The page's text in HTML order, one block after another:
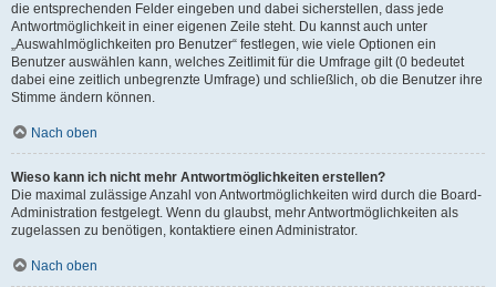
die entsprechenden Felder eingeben und dabei sicherstellen, dass jede
Antwortmöglichkeit in einer eigenen Zeile steht. Du kannst auch unter
„Auswahlmöglichkeiten pro Benutzer“ festlegen, wie viele Optionen ein
Benutzer auswählen kann, welches Zeitlimit für die Umfrage gilt (0 bedeutet
dabei eine zeitlich unbegrenzte Umfrage) und schließlich, ob die Benutzer ihre
Stimme ändern können.
Nach oben
Wieso kann ich nicht mehr Antwortmöglichkeiten erstellen?
Die maximal zulässige Anzahl von Antwortmöglichkeiten wird durch die Board-
Administration festgelegt. Wenn du glaubst, mehr Antwortmöglichkeiten als
zugelassen zu benötigen, kontaktiere einen Administrator.
Nach oben